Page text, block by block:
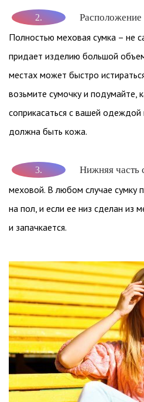
2. Расположение
Полностью меховая сумка – не
придает изделию большой
местах может быстро
возьмите сумочку и подумайте,
соприкасаться с вашей
должна быть кожа.
3. Нижняя часть
меховой. В любом случае сумку
на пол, и если ее низ сделан из
и запачкается.